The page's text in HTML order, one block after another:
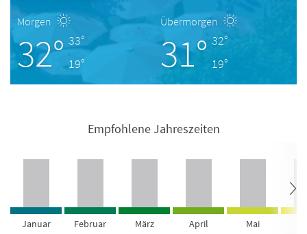
Morgen
32° 33°
19°
Übermorgen
31° 32°
19°
Empfohlene Jahreszeiten
Januar Februar März April Mai